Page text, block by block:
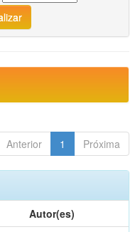
Anterior 1 Próxima
Autor(es)